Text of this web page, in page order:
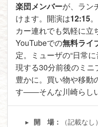
楽団メンバーが、ラン
けます。開演は12:15
カー連れでも気軽に立
YouTubeでの無料ライ
定。ミューザの“日常
現する30分前後のミ
豊かに。買い物や移動
す――そんな川崎らし
開 場： （記載なし）